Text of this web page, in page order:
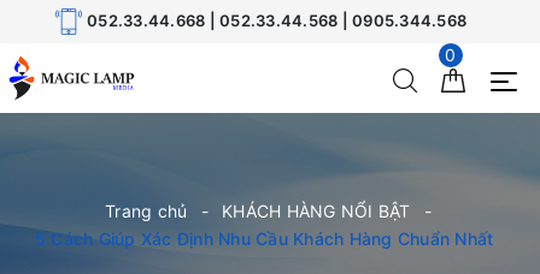
052.33.44.668 | 052.33.44.568 | 0905.344.568
0
Trang chủ
KHÁCH HÀNG NỔI BẬT
5 Cách Giúp Xác Định Nhu Cầu Khách Hàng Chuẩn Nhất